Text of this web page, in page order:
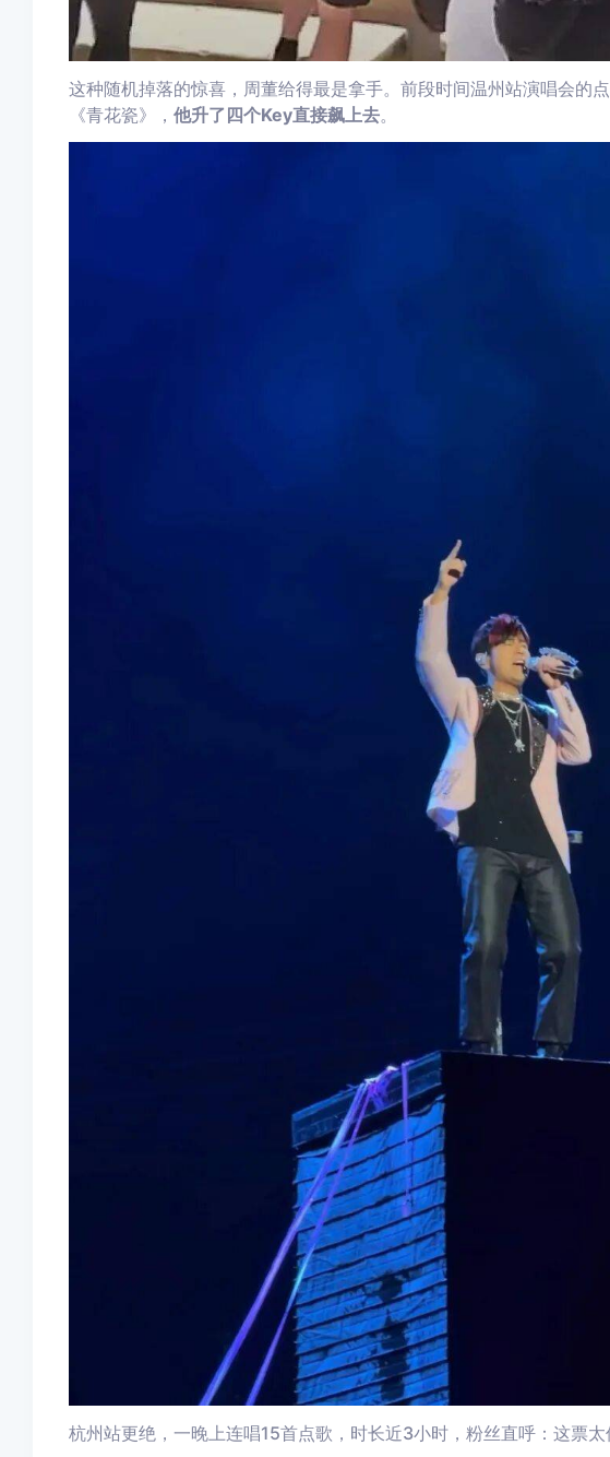
这种随机掉落的惊喜， 周董给得最是拿手。 前段时间温州站演唱会的
《青花瓷》， 他升了四个Key直接飙上去。
杭州站更绝，一晚上连唱15首点歌，时长近3小时， 粉丝直呼：这票太